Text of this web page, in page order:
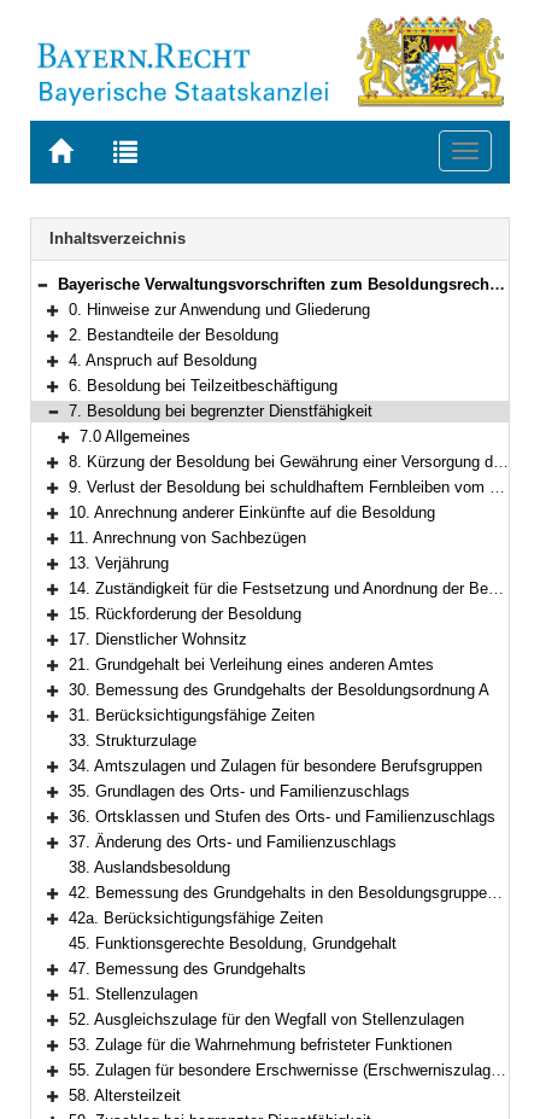
Zur
BAYERN.RECHT
Zur
letzten
Suche
Toggle
Navigation
Inhaltsverzeichnis
Bereich reduzieren
Bayerische Verwaltungsvorschriften zum Besoldungsrecht und Nebengebieten
Bereich erweitern
0. Hinweise zur Anwendung und Gliederung
Bereich erweitern
2. Bestandteile der Besoldung
Bereich erweitern
4. Anspruch auf Besoldung
Bereich erweitern
6. Besoldung bei Teilzeitbeschäftigung
Bereich reduzieren
7. Besoldung bei begrenzter Dienstfähigkeit
Bereich erweitern
7.0 Allgemeines
Bereich erweitern
8. Kürzung der Besoldung bei Gewährung einer Versorgung durch eine zwischenstaatliche oder überstaatliche Einrichtung
Bereich erweitern
9. Verlust der Besoldung bei schuldhaftem Fernbleiben vom Dienst
Bereich erweitern
10. Anrechnung anderer Einkünfte auf die Besoldung
Bereich erweitern
11. Anrechnung von Sachbezügen
Bereich erweitern
13. Verjährung
Bereich erweitern
14. Zuständigkeit für die Festsetzung und Anordnung der Besoldung
Bereich erweitern
15. Rückforderung der Besoldung
Bereich erweitern
17. Dienstlicher Wohnsitz
Bereich erweitern
21. Grundgehalt bei Verleihung eines anderen Amtes
Bereich erweitern
30. Bemessung des Grundgehalts der Besoldungsordnung A
Bereich erweitern
31. Berücksichtigungsfähige Zeiten
33. Strukturzulage
Bereich erweitern
34. Amtszulagen und Zulagen für besondere Berufsgruppen
Bereich erweitern
35. Grundlagen des Orts- und Familienzuschlags
Bereich erweitern
36. Ortsklassen und Stufen des Orts- und Familienzuschlags
Bereich erweitern
37. Änderung des Orts- und Familienzuschlags
38. Auslandsbesoldung
Bereich erweitern
42. Bemessung des Grundgehalts in den Besoldungsgruppen W 2 und W 3
Bereich erweitern
42a. Berücksichtigungsfähige Zeiten
45. Funktionsgerechte Besoldung, Grundgehalt
Bereich erweitern
47. Bemessung des Grundgehalts
Bereich erweitern
51. Stellenzulagen
Bereich erweitern
52. Ausgleichszulage für den Wegfall von Stellenzulagen
Bereich erweitern
53. Zulage für die Wahrnehmung befristeter Funktionen
Bereich erweitern
55. Zulagen für besondere Erschwernisse (Erschwerniszulagen)
Bereich erweitern
58. Altersteilzeit